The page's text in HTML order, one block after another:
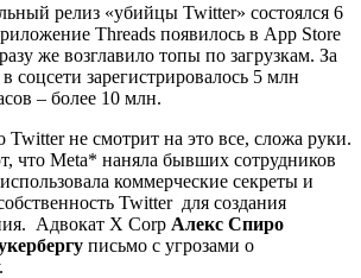
релиз «убийцы Twitter» состоялся 6
Threads появилось в App Store
же возглавило топы по загрузкам. За
соцсети зарегистрировалось 5 млн
– более 10 млн.
не смотрит на это все, сложа руки.
что Meta* наняла бывших сотрудников
коммерческие секреты и
Twitter для создания
Адвокат X Corp Алекс Спиро
письмо с угрозами о